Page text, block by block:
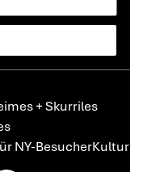
+ Skurriles
NY-BesucherKultur